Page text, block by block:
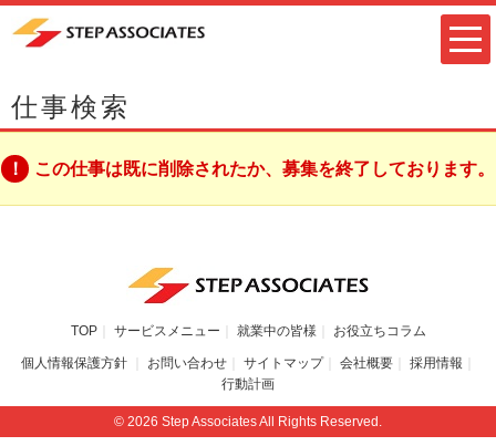
仕事検索
この仕事は既に削除されたか、募集を終了しております。
TOP サービスメニュー 就業中の皆様 お役立ちコラム
個人情報保護方針 お問い合わせ サイトマップ 会社概要
採用情報
行動計画
© 2026 Step Associates All Rights Reserved.